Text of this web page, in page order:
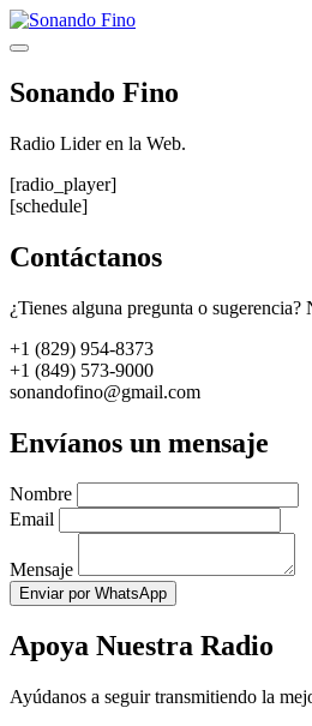
Saltar
al
Menú
Sonando Fino
Radio Lider en la Web.
[radio_player]
[schedule]
Contáctanos
¿Tienes alguna pregunta o
+1 (829) 954-8373
+1 (849) 573-9000
sonandofino@gmail.com
Envíanos un mensaje
Nombre
Email
Mensaje
Enviar por WhatsApp
Apoya Nuestra Radio
Ayúdanos a seguir transmitiendo la